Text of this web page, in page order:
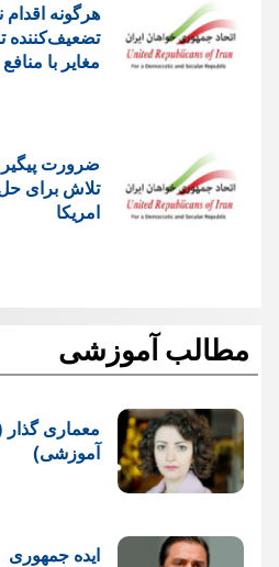
هرگونه
تضعیف‌کننده
مغایر با
ضرورت
تلاش برای حل
امریکا
مطالب آموزشی
معماری
آموزشی)
ایده جمهوری